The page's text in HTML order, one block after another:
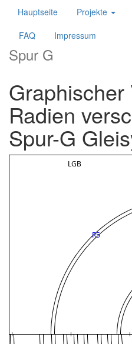
Hauptseite Projekte
FAQ
Impressum
Spur G
Radien
Spur-G